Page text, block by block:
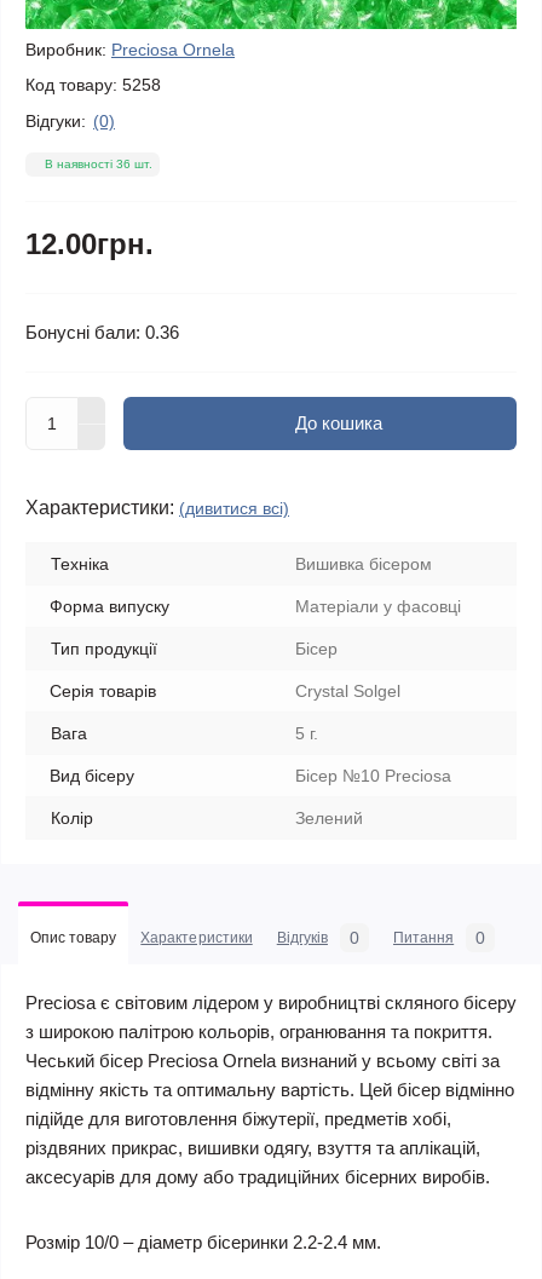
Виробник: Preciosa Ornela
Код товару: 5258
Відгуки: (0)
В наявності 36 шт.
12.00грн.
Бонусні бали: 0.36
До кошика
Характеристики: (дивитися всі)
Техніка Вишивка бісером
Форма випуску Матеріали у фасовці
Тип продукції Бісер
Серія товарів Crystal Solgel
Вага 5 г.
Вид бісеру Бісер №10 Preciosa
Колір Зелений
Опис товару Характеристики Відгуків 0 Питання 0
Preciosa є світовим лідером у виробництві скляного бісеру
з широкою палітрою кольорів, огранювання та покриття.
Чеський бісер Preciosa Ornela визнаний у всьому світі за
відмінну якість та оптимальну вартість. Цей бісер відмінно
підійде для виготовлення біжутерії, предметів хобі,
різдвяних прикрас, вишивки одягу, взуття та аплікацій,
аксесуарів для дому або традиційних бісерних виробів.
Розмір 10/0 – діаметр бісеринки 2.2-2.4 мм.